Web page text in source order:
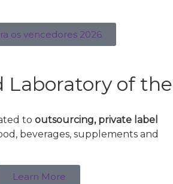
os vencedores 2026
Laboratory of the
to outsourcing, private label
beverages, supplements and
Learn More